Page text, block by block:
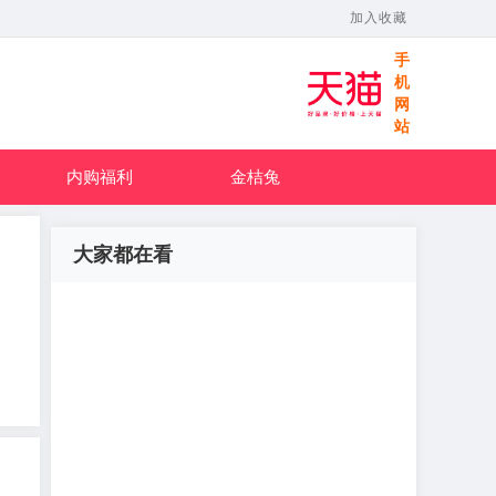
加入收藏
手
机
网
站
内购福利 金桔兔
大家都在看